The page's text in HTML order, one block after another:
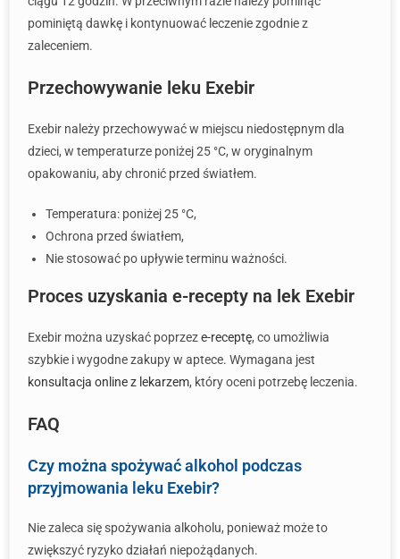
pominiętą dawkę i kontynuować leczenie zgodnie z
zaleceniem.
Przechowywanie leku Exebir
Exebir należy przechowywać w miejscu niedostępnym dla
dzieci, w temperaturze poniżej 25 °C, w oryginalnym
opakowaniu, aby chronić przed światłem.
Temperatura: poniżej 25 °C,
Ochrona przed światłem,
Nie stosować po upływie terminu ważności.
Proces uzyskania e-recepty na lek Exebir
Exebir można uzyskać poprzeze-receptę, co umożliwia
szybkie i wygodne zakupy w aptece. Wymagana jest
konsultacja online z lekarzem, który oceni potrzebę leczenia.
FAQ
Czy można spożywać alkohol podczas
przyjmowania leku Exebir?
Nie zaleca się spożywania alkoholu, ponieważ może to
zwiększyć ryzyko działań niepożądanych.